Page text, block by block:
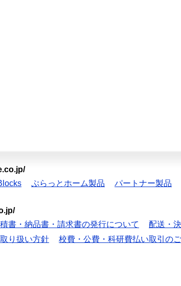
ぷらっとホーム製品 パートナー製品
書・納品書・請求書の発行について 配送・
り扱い方針 校費・公費・科研費払い取引の